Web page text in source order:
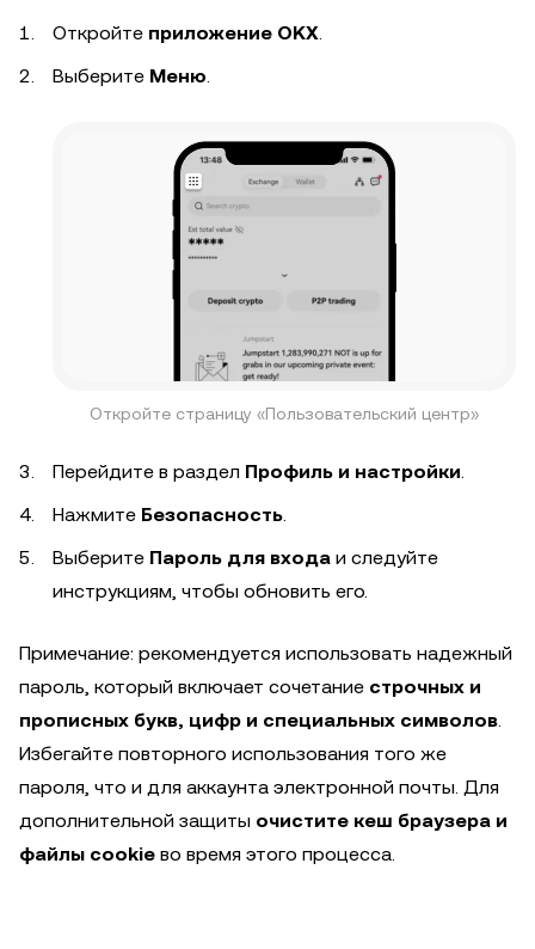
Откройте приложение OKX.
Выберите Меню.
Откройте страницу «Пользовательский центр»
Перейдите в раздел Профиль и настройки.
Нажмите Безопасность.
Выберите Пароль для входа и следуйте
инструкциям, чтобы обновить его.
Примечание: рекомендуется использовать надежный
пароль, который включает сочетание строчных и
прописных букв, цифр и специальных символов.
Избегайте повторного использования того же
пароля, что и для аккаунта электронной почты. Для
дополнительной защиты очистите кеш браузера и
файлы cookie во время этого процесса.